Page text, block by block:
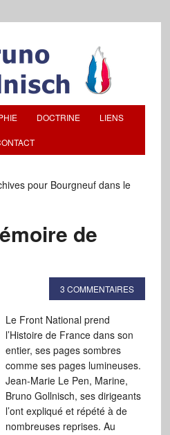
DOCTRINE LIENS
pour Bourgneuf dans le
de
3 COMMENTAIRES
Le Front National prend
l’Histoire de France dans son
entier, ses pages sombres
comme ses pages lumineuses.
Jean-Marie Le Pen, Marine,
Bruno Gollnisch, ses dirigeants
l’ont expliqué et répété à de
nombreuses reprises. Au